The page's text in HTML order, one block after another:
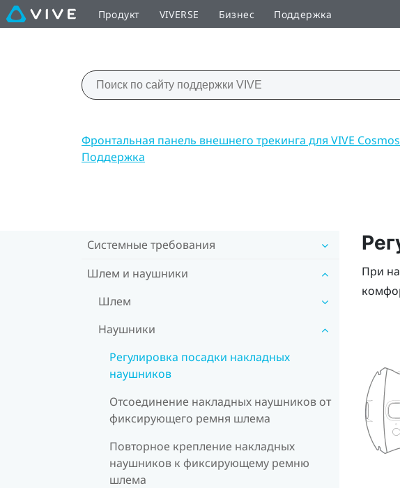
Продукт VIVERSE Бизнес Поддержка
Фронтальная панель внешнего трекинга для VIVE Cosmos
Поддержка
Системные требования
Шлем и наушники
Шлем
Наушники
Регулировка посадки накладных
наушников
Отсоединение накладных наушников от
фиксирующего ремня шлема
Повторное крепление накладных
наушников к фиксирующему ремню
шлема
При